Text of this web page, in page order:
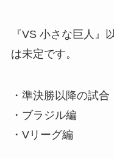
『VS 小さな巨人』
は未定です。
・準決勝以降の試合
・ブラジル編
・Vリーグ編